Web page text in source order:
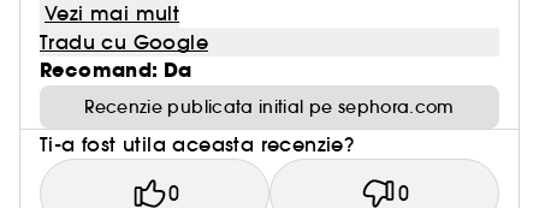
Vezi mai mult
Tradu cu Google
Recomand: Da
Recenzie publicata initial pe sephora.com
Ti-a fost utila aceasta recenzie?
0 0